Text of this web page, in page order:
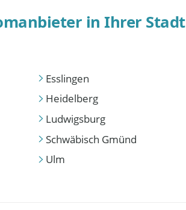
in Ihrer Stadt
Esslingen
Heidelberg
Ludwigsburg
Schwäbisch Gmünd
Ulm